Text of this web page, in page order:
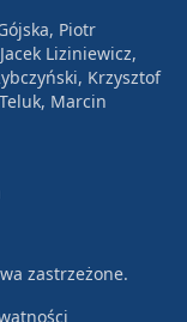
Piotr
Liziniewicz,
Krzysztof
Marcin
zastrzeżone.